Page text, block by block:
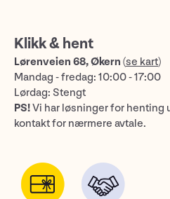
Klikk & hent
Lørenveien 68, Økern (se kart)
Mandag - fredag: 10:00 - 17:00
Lørdag: Stengt
PS!Vi har løsninger for henting
kontakt for nærmere avtale.